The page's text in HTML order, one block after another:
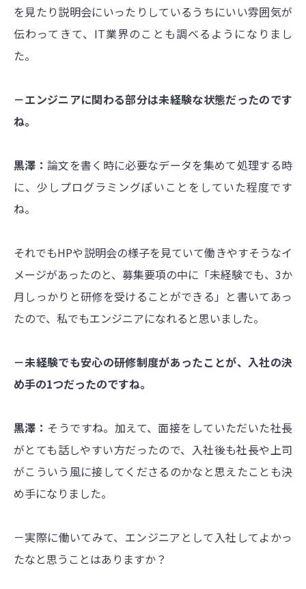
を見たり説明会にいったりしているうちにいい雰囲気が
伝わってきて、IT業界のことも調べるようになりまし
た。
－エンジニアに関わる部分は未経験な状態だったのです
ね。
黒澤： 論文を書く時に必要なデータを集めて処理する時
に、少しプログラミングぽいことをしていた程度です
ね。
それでもHPや説明会の様子を見ていて働きやすそうなイ
メージがあったのと、募集要項の中に「未経験でも、3か
月しっかりと研修を受けることができる」と書いてあっ
たので、私でもエンジニアになれると思いました。
－未経験でも安心の研修制度があったことが、入社の決
め手の1つだったのですね。
黒澤： そうですね。加えて、面接をしていただいた社長
がとても話しやすい方だったので、入社後も社長や上司
がこういう風に接してくださるのかなと思えたことも決
め手になりました。
－実際に働いてみて、エンジニアとして入社してよかっ
たなと思うことはありますか？